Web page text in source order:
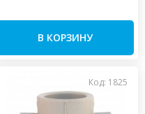
В КОРЗИНУ
Код: 1825